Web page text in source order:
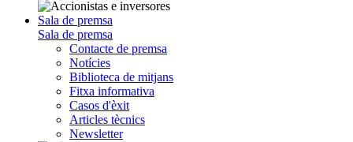
Sala de premsa
Sala de premsa
Contacte de premsa
Notícies
Biblioteca de mitjans
Fitxa informativa
Casos d'èxit
Articles tècnics
Newsletter